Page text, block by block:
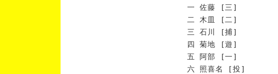
一 佐藤 [三]
二 木皿 [二]
三 石川 [捕]
四 菊地 [遊]
五 阿部 [一]
六 照喜名 [投]